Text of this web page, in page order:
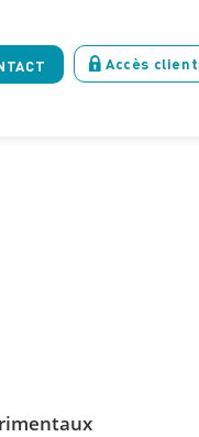
Accès client